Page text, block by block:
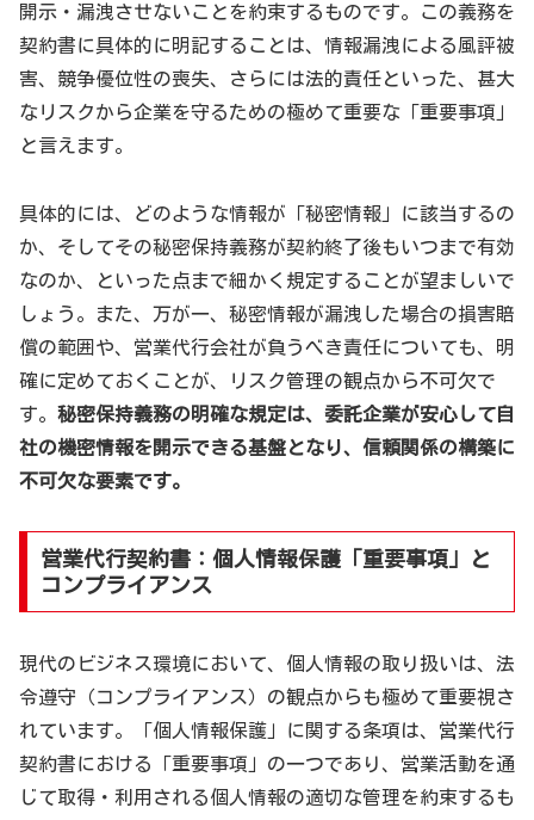
開示・漏洩させないことを約束するものです。この義務を
契約書に具体的に明記することは、情報漏洩による風評被
害、競争優位性の喪失、さらには法的責任といった、甚大
なリスクから企業を守るための極めて重要な「重要事項」
と言えます。
具体的には、どのような情報が「秘密情報」に該当するの
か、そしてその秘密保持義務が契約終了後もいつまで有効
なのか、といった点まで細かく規定することが望ましいで
しょう。また、万が一、秘密情報が漏洩した場合の損害賠
償の範囲や、営業代行会社が負うべき責任についても、明
確に定めておくことが、リスク管理の観点から不可欠で
す。 秘密保持義務の明確な規定は、委託企業が安心して自
社の機密情報を開示できる基盤となり、信頼関係の構築に
不可欠な要素です。
営業代行契約書：個人情報保護「重要事項」と
コンプライアンス
現代のビジネス環境において、個人情報の取り扱いは、法
令遵守（コンプライアンス）の観点からも極めて重要視さ
れています。「個人情報保護」に関する条項は、営業代行
契約書における「重要事項」の一つであり、営業活動を通
じて取得・利用される個人情報の適切な管理を約束するも